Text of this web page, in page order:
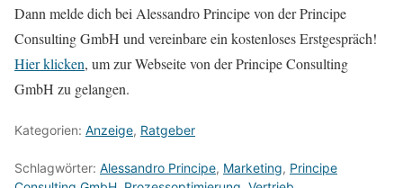
Dann melde dich bei Alessandro Principe von der Principe
Consulting GmbH und vereinbare ein kostenloses Erstgespräch!
Hier klicken, um zur Webseite von der Principe Consulting
GmbH zu gelangen.
Kategorien: Anzeige, Ratgeber
Schlagwörter: Alessandro Principe, Marketing, Principe